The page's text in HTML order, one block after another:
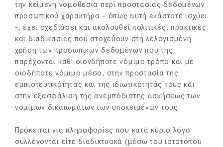
την κείμενη νομοθεσία περί προστασίας δεδομένων
προσωπικού χαρακτήρα – όπως αυτή εκάστοτε ισχύει
-, έχει σχεδιάσει και ακολουθεί πολιτικές, πρακτικές
και διαδικασίες που στοχεύουν στη λελογισμένη
χρήση των προσωπικών δεδομένων που της
παρέχονται καθ’ οιονδήποτε νόμιμο τρόπο και με
οιοδήποτε νόμιμο μέσο, στην προστασία της
εμπιστευτικότητας και της ιδιωτικότητάς τους και
στην εξασφάλιση της ανεμπόδιστης ασκήσεως των
νομίμων δικαιωμάτων των υποκειμένων τους.
Πρόκειται για πληροφορίες που κατά κύριο λόγο
συλλέγονται είτε διαδικτυακά (μέσω του ιστοτόπου